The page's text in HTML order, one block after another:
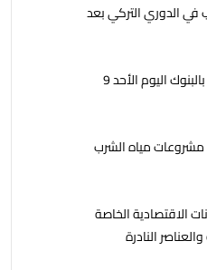
في الدوري التركي بعد
أسعار الدولار أمام الجنيه المصري بالبنوك اليوم الأحد 9
مشروعات مياه الشرب
الاقتصادية الخاصة
النادرة